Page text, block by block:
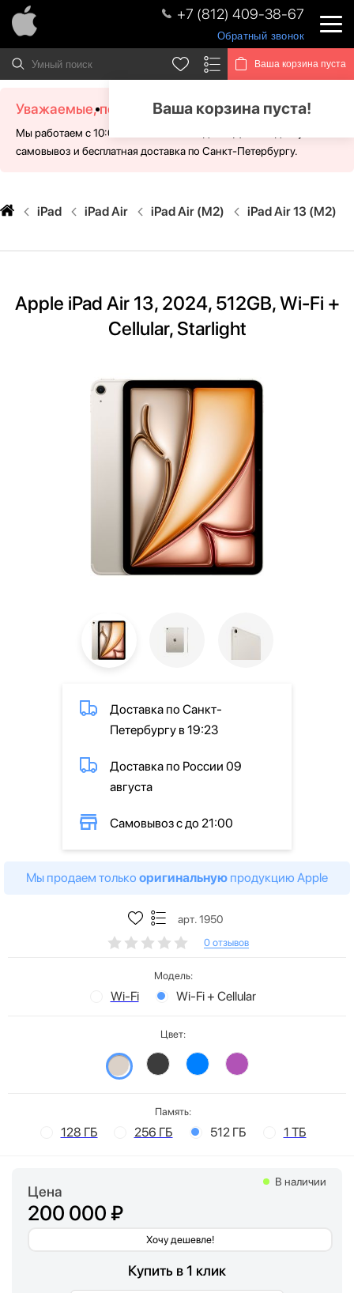
+7 (812) 409-38-67
Обратный звонок
Ваша корзина пуста
Ваша корзина пуста!
Уважаемые, посетители!
Мы работаем с 10:00 - 21:00 без выходных. Для Вас доступен
самовывоз и бесплатная доставка по Санкт-Петербургу.
iPad iPad Air iPad Air (M2) iPad Air 13 (M2)
Apple iPad Air 13, 2024, 512GB, Wi-Fi +
Cellular, Starlight
Доставка по Санкт-
Петербургу в 19:23
Доставка по России 09
августа
Самовывоз с до 21:00
Мы продаем только оригинальную продукцию Apple
арт. 1950
0 отзывов
Модель:
Wi-Fi Wi-Fi + Cellular
Цвет:
Память:
128 ГБ 256 ГБ 512 ГБ 1 ТБ
Цена
200 000 ₽
Хочу дешевле!
В наличии
Купить в 1 клик